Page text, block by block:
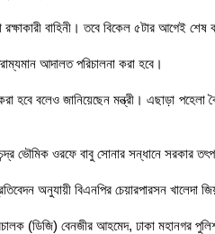
বাহিনী। তবে বিকেল ৫টার আগেই শেষ
আদালত পরিচালনা করা হবে।
হবে বলেও জানিয়েছেন মন্ত্রী। এছাড়া
ভৌমিক ওরফে বাবু সোনার সন্ধানে সরকার
অনুযায়ী বিএনপির চেয়ারপারসন খালেদা
(ডিজি) বেনজীর আহমেদ, ঢাকা মহানগর